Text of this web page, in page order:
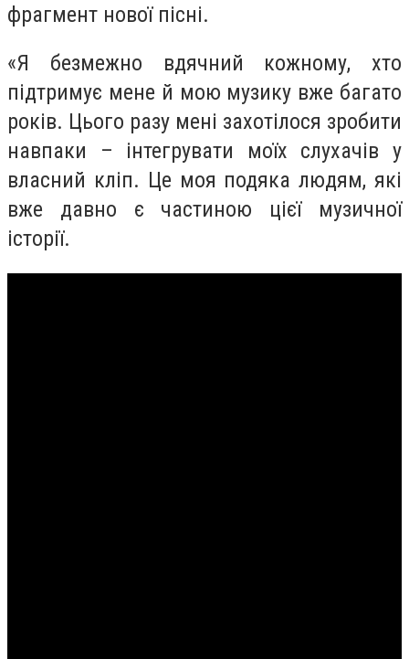
фрагмент нової пісні.
«Я безмежно вдячний кожному, хто
підтримує мене й мою музику вже багато
років. Цього разу мені захотілося зробити
навпаки – інтегрувати моїх слухачів у
власний кліп. Це моя подяка людям, які
вже давно є частиною цієї музичної
історії.